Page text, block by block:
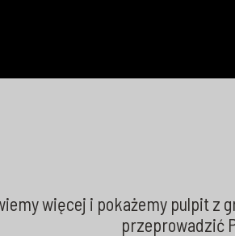
więcej i pokażemy pulpit
przeprowadzić